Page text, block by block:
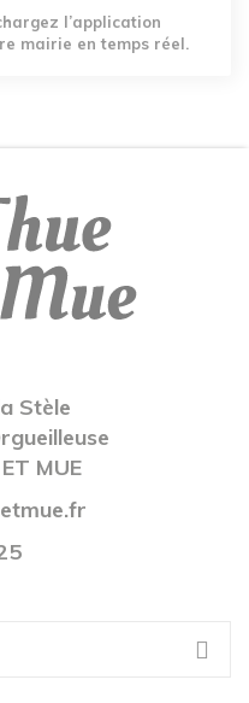
l’application
mairie en temps réel.
Stèle
MUE